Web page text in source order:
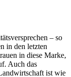
– so
in den letzten
in diese Marke,
Auch das
ist wie